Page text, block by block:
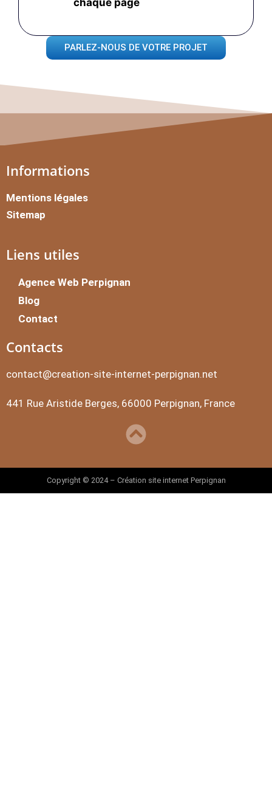
chaque page
PARLEZ-NOUS DE VOTRE PROJET
Informations
Mentions légales
Sitemap
Liens utiles
Agence Web Perpignan
Blog
Contact
Contacts
contact@creation-site-internet-perpignan.net
441 Rue Aristide Berges, 66000 Perpignan, France
Copyright © 2024 – Création site internet Perpignan